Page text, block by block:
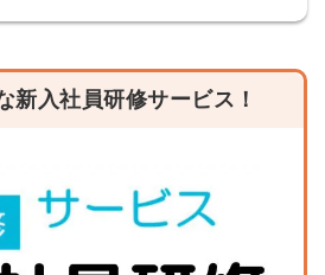
新入社員研修サービス！